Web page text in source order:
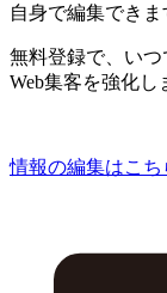
自身で編集できま
無料登録で、いつ
Web集客を強化し
情報の編集はこち